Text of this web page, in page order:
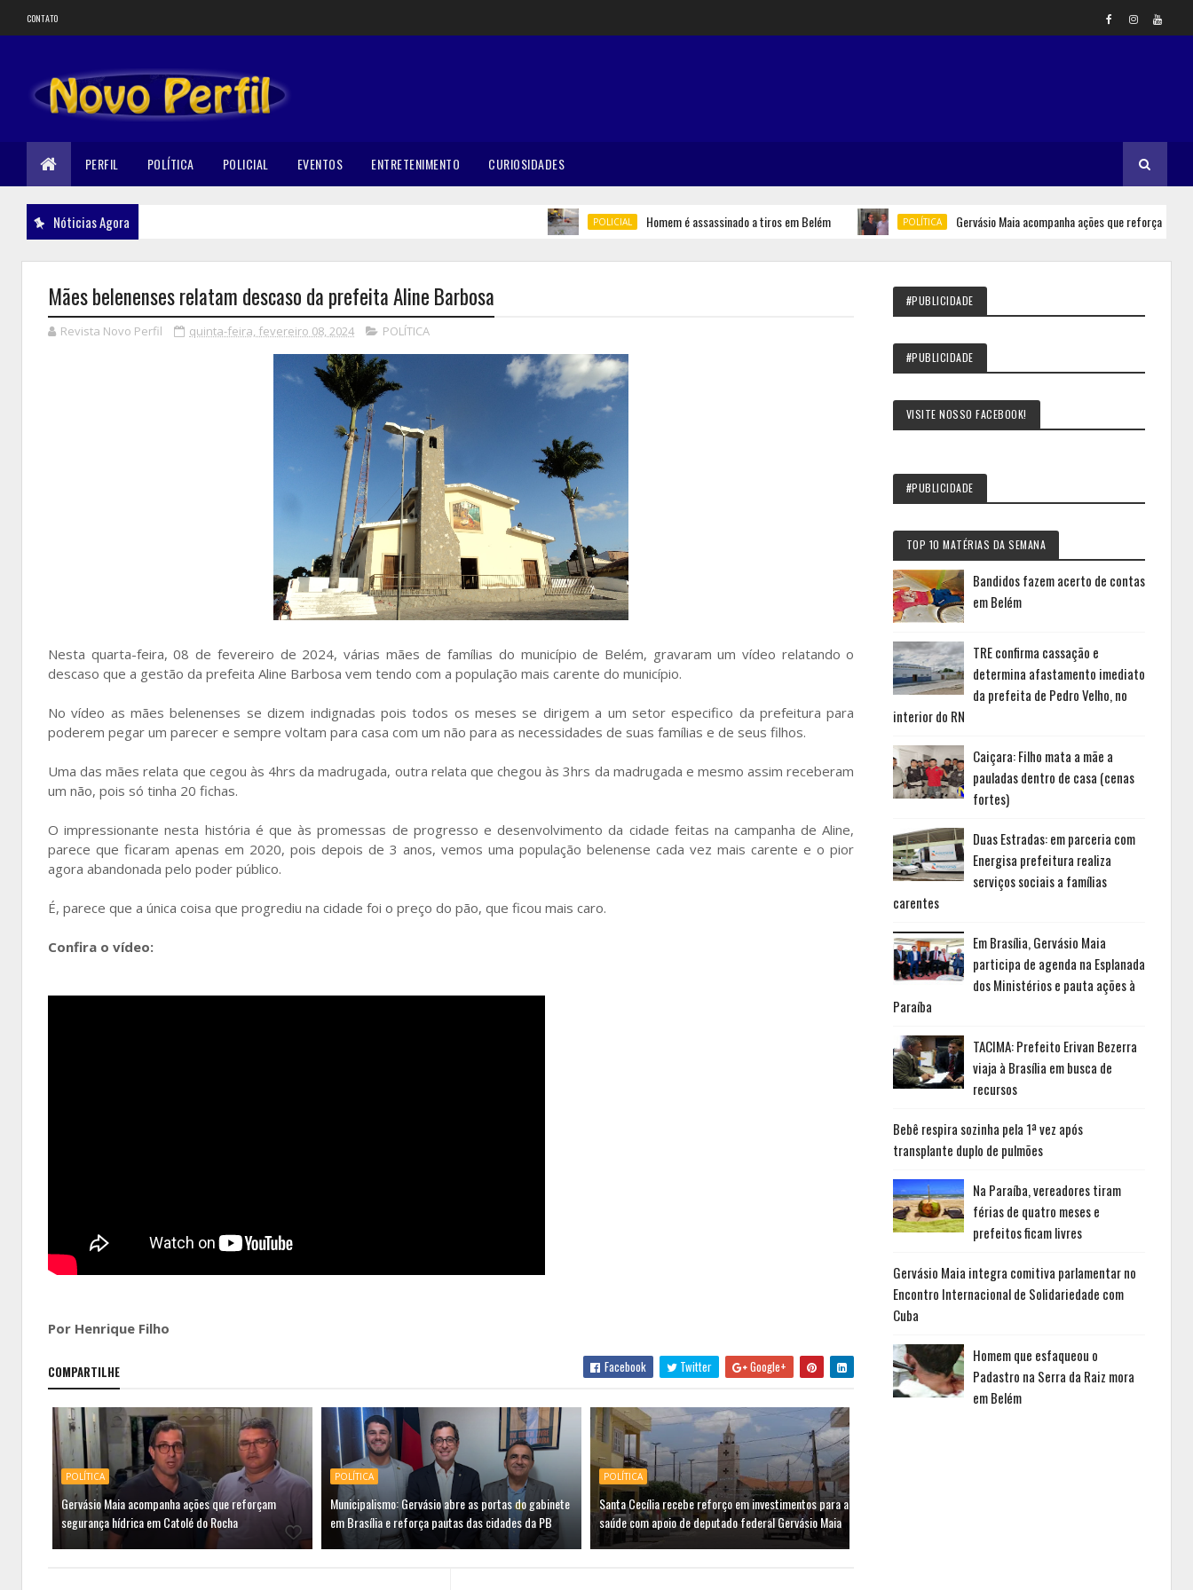
CONTATO
PERFIL POLÍTICA POLICIAL EVENTOS ENTRETENIMENTO CURIOSIDADES
Nóticias Agora POLICIAL Homem é assassinado a tiros em Belém POLÍTICA Gervásio Maia acompanha ações que reforçam
Mães belenenses relatam descaso da prefeita Aline Barbosa
Revista Novo Perfil quinta-feira, fevereiro 08, 2024 POLÍTICA
Nesta quarta-feira, 08 de fevereiro de 2024, várias mães de famílias do município de Belém, gravaram um vídeo relatando o
descaso que a gestão da prefeita Aline Barbosa vem tendo com a população mais carente do município.
No vídeo as mães belenenses se dizem indignadas pois todos os meses se dirigem a um setor especifico da prefeitura para
poderem pegar um parecer e sempre voltam para casa com um não para as necessidades de suas famílias e de seus filhos.
Uma das mães relata que cegou às 4hrs da madrugada, outra relata que chegou às 3hrs da madrugada e mesmo assim receberam
um não, pois só tinha 20 fichas.
O impressionante nesta história é que às promessas de progresso e desenvolvimento da cidade feitas na campanha de Aline,
parece que ficaram apenas em 2020, pois depois de 3 anos, vemos uma população belenense cada vez mais carente e o pior
agora abandonada pelo poder público.
É, parece que a única coisa que progrediu na cidade foi o preço do pão, que ficou mais caro.
Confira o vídeo:
Por Henrique Filho
COMPARTILHE Facebook Twitter Google+
POLÍTICA
Gervásio Maia acompanha ações que reforçam
segurança hídrica em Catolé do Rocha
POLÍTICA
Municipalismo: Gervásio abre as portas do gabinete
em Brasília e reforça pautas das cidades da PB
POLÍTICA
Santa Cecília recebe reforço em investimentos para a
saúde com apoio de deputado federal Gervásio Maia
#PUBLICIDADE
#PUBLICIDADE
VISITE NOSSO FACEBOOK!
#PUBLICIDADE
TOP 10 MATÉRIAS DA SEMANA
Bandidos fazem acerto de contas
em Belém
TRE confirma cassação e
determina afastamento imediato
da prefeita de Pedro Velho, no
interior do RN
Caiçara: Filho mata a mãe a
pauladas dentro de casa (cenas
fortes)
Duas Estradas: em parceria com
Energisa prefeitura realiza
serviços sociais a famílias
carentes
Em Brasília, Gervásio Maia
participa de agenda na Esplanada
dos Ministérios e pauta ações à
Paraíba
TACIMA: Prefeito Erivan Bezerra
viaja à Brasília em busca de
recursos
Bebê respira sozinha pela 1ª vez após
transplante duplo de pulmões
Na Paraíba, vereadores tiram
férias de quatro meses e
prefeitos ficam livres
Gervásio Maia integra comitiva parlamentar no
Encontro Internacional de Solidariedade com
Cuba
Homem que esfaqueou o
Padastro na Serra da Raiz mora
em Belém